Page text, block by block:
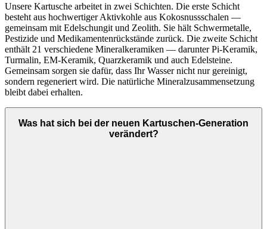
Unsere Kartusche arbeitet in zwei Schichten. Die erste Schicht
besteht aus hochwertiger Aktivkohle aus Kokosnussschalen —
gemeinsam mit Edelschungit und Zeolith. Sie hält Schwermetalle,
Pestizide und Medikamentenrückstände zurück. Die zweite Schicht
enthält 21 verschiedene Mineralkeramiken — darunter Pi-Keramik,
Turmalin, EM-Keramik, Quarzkeramik und auch Edelsteine.
Gemeinsam sorgen sie dafür, dass Ihr Wasser nicht nur gereinigt,
sondern regeneriert wird. Die natürliche Mineralzusammensetzung
bleibt dabei erhalten.
Was hat sich bei der neuen Kartuschen-Generation
verändert?